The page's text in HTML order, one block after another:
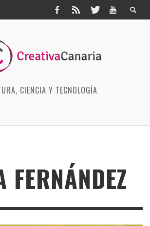
CIENCIA Y TECNOLOGÍA
FERNÁNDEZ